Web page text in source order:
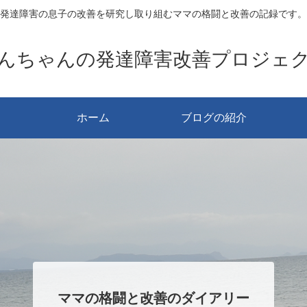
発達障害の息子の改善を研究し取り組むママの格闘と改善の記録です。
ちゃんの発達障害改善プロジェ
ホーム ブログの紹介
ママの格闘と改善のダイアリー